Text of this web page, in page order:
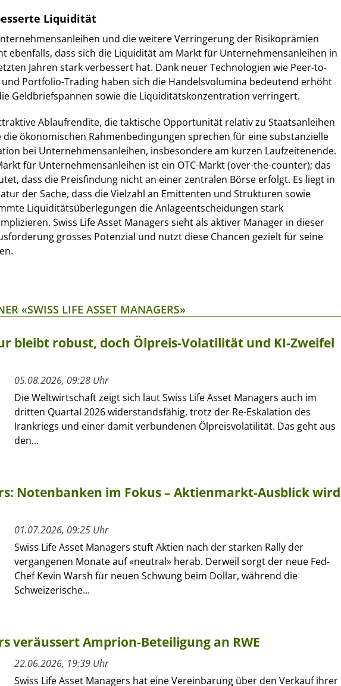
Liquidität
und die weitere Verringerung der Risikoprämien
ebenfalls, dass sich die Liquidität am Markt für Unternehmensanleihen in
Jahren stark verbessert hat. Dank neuer Technologien wie Peer-to-
und Portfolio-Trading haben sich die Handelsvolumina bedeutend erhöht
Geldbriefspannen sowie die Liquiditätskonzentration verringert.
Ablaufrendite, die taktische Opportunität relativ zu Staatsanleihen
die ökonomischen Rahmenbedingungen sprechen für eine substanzielle
bei Unternehmensanleihen, insbesondere am kurzen Laufzeitenende.
für Unternehmensanleihen ist ein OTC-Markt (over-the-counter); das
dass die Preisfindung nicht an einer zentralen Börse erfolgt. Es liegt in
der Sache, dass die Vielzahl an Emittenten und Strukturen sowie
Liquiditätsüberlegungen die Anlageentscheidungen stark
Swiss Life Asset Managers sieht als aktiver Manager in dieser
grosses Potenzial und nutzt diese Chancen gezielt für seine
«SWISS LIFE ASSET MANAGERS»
bleibt robust, doch Ölpreis-Volatilität und KI-Zweifel
05.08.2026, 09:28 Uhr
Die Weltwirtschaft zeigt sich laut Swiss Life Asset Managers auch im
dritten Quartal 2026 widerstandsfähig, trotz der Re-Eskalation des
Irankriegs und einer damit verbundenen Ölpreisvolatilität. Das geht aus
den...
Notenbanken im Fokus – Aktienmarkt-Ausblick wird
01.07.2026, 09:25 Uhr
Swiss Life Asset Managers stuft Aktien nach der starken Rally der
vergangenen Monate auf «neutral» herab. Derweil sorgt der neue Fed-
Chef Kevin Warsh für neuen Schwung beim Dollar, während die
Schweizerische...
veräussert Amprion-Beteiligung an RWE
22.06.2026, 19:39 Uhr
Swiss Life Asset Managers hat eine Vereinbarung über den Verkauf ihrer